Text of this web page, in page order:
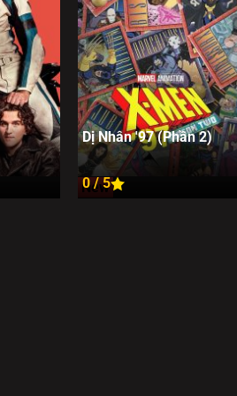
New
Dị Nhân '97 (Phần 2)
0 / 5